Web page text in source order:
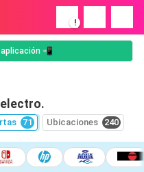
!
📲
71 Ubicaciones 240